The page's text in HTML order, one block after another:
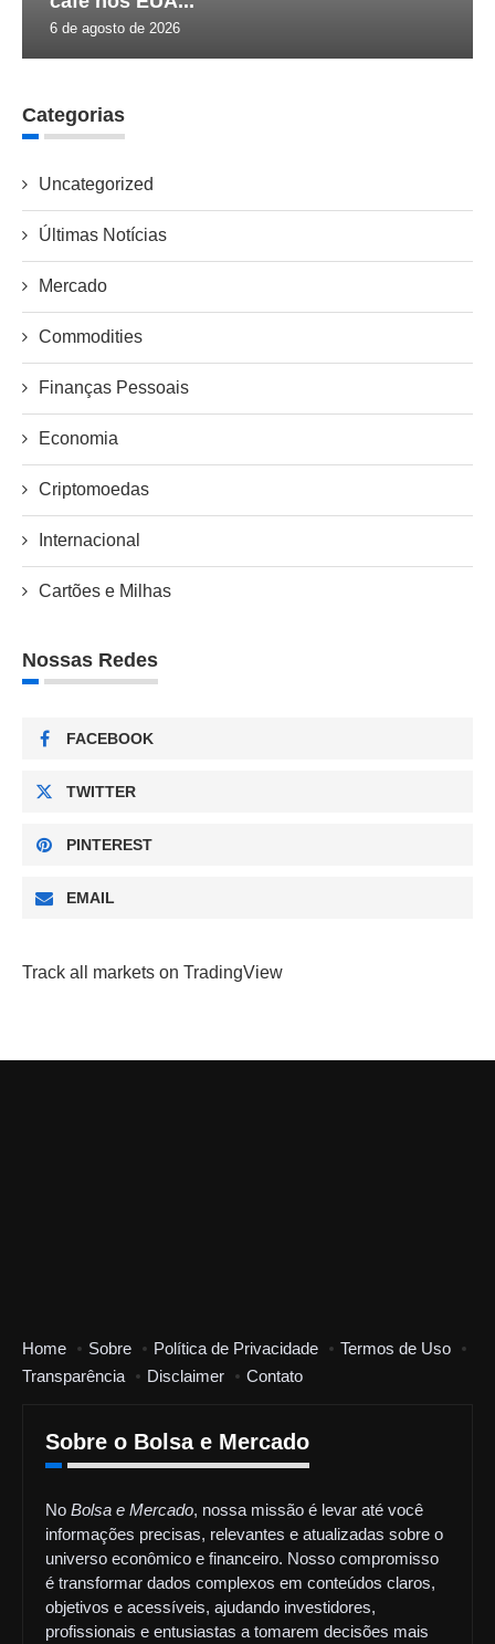
6 de agosto de 2026
Categorias
Uncategorized
Últimas Notícias
Mercado
Commodities
Finanças Pessoais
Economia
Criptomoedas
Internacional
Cartões e Milhas
Nossas Redes
FACEBOOK
TWITTER
PINTEREST
EMAIL
Track all markets on TradingView
Home Sobre Política de Privacidade
Termos de Uso
Transparência
Disclaimer Contato
Sobre o Bolsa e Mercado
No Bolsa e Mercado, nossa missão é levar até você
informações precisas, relevantes e atualizadas sobre o
universo econômico e financeiro. Nosso compromisso
é transformar dados complexos em conteúdos claros,
objetivos e acessíveis, ajudando investidores,
profissionais e entusiastas a tomarem decisões mais